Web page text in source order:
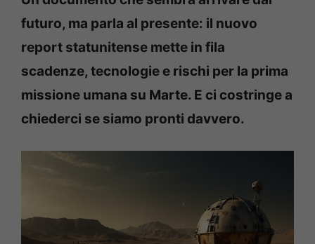
futuro, ma parla al presente: il nuovo
report statunitense mette in fila
scadenze, tecnologie e rischi per la prima
missione umana su Marte. E ci costringe a
chiederci se siamo pronti davvero.